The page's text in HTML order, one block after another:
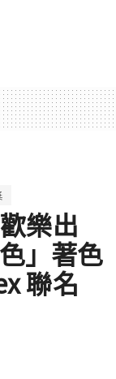
樂出
」著色
聯名